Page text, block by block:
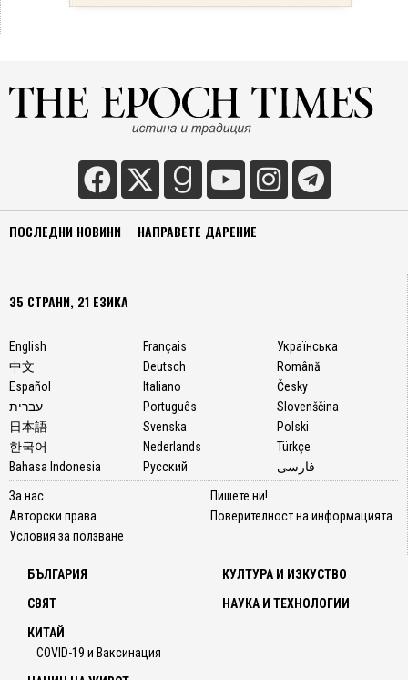
ПОСЛЕДНИ НОВИНИ НАПРАВЕТЕ ДАРЕНИЕ
35 СТРАНИ, 21 ЕЗИКА
English
中文
Español
עברית
日本語
한국어
Bahasa Indonesia
Français
Deutsch
Italiano
Português
Svenska
Nederlands
Русский
Українська
Română
Česky
Slovenščina
Polski
Türkçe
فارسی
За нас
Авторски права
Условия за ползване
Пишете ни!
Поверителност на информацията
БЪЛГАРИЯ
СВЯТ
КИТАЙ
COVID-19 и Ваксинация
КУЛТУРА И ИЗКУСТВО
НАУКА И ТЕХНОЛОГИИ